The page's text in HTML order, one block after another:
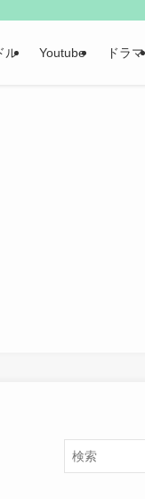
ル Youtube ドラマ